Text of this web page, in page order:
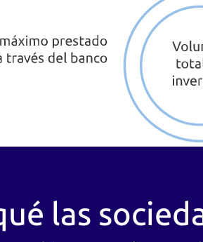
las